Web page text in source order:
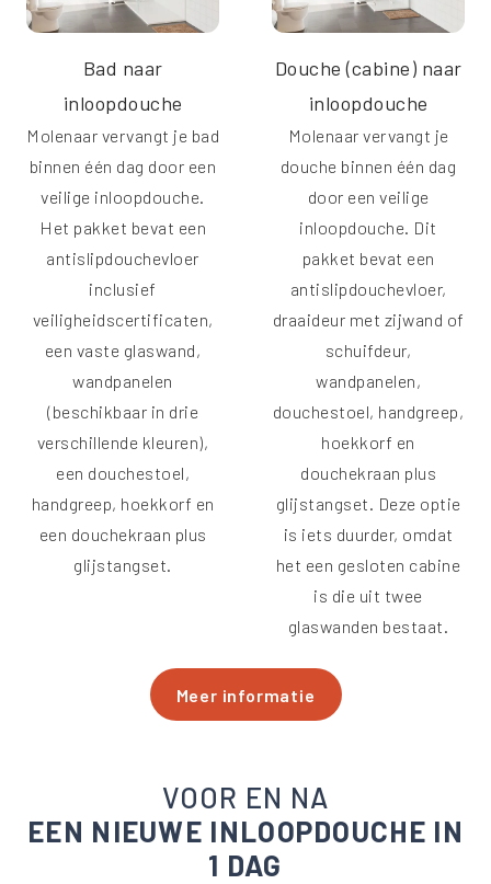
Bad naar
inloopdouche
Molenaar vervangt je bad
binnen één dag door een
veilige inloopdouche.
Het pakket bevat een
antislipdouchevloer
inclusief
veiligheidscertificaten,
een vaste glaswand,
wandpanelen
(beschikbaar in drie
verschillende kleuren),
een douchestoel,
handgreep, hoekkorf en
een douchekraan plus
glijstangset.
Douche (cabine) naar
inloopdouche
Molenaar vervangt je
douche binnen één dag
door een veilige
inloopdouche. Dit
pakket bevat een
antislipdouchevloer,
draaideur met zijwand of
schuifdeur,
wandpanelen,
douchestoel, handgreep,
hoekkorf en
douchekraan plus
glijstangset. Deze optie
is iets duurder, omdat
het een gesloten cabine
is die uit twee
glaswanden bestaat.
Meer informatie
VOOR EN NA
EEN NIEUWE INLOOPDOUCHE IN
1 DAG